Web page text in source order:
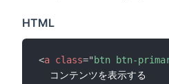
HTML
<a class=" btn btn-